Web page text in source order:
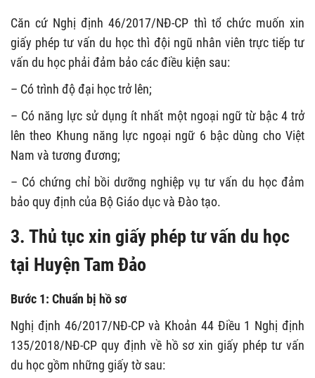
Căn cứ Nghị định 46/2017/NĐ-CP thì tổ chức muốn xin
giấy phép tư vấn du học thì đội ngũ nhân viên trực tiếp tư
vấn du học phải đảm bảo các điều kiện sau:
– Có trình độ đại học trở lên;
– Có năng lực sử dụng ít nhất một ngoại ngữ từ bậc 4 trở
lên theo Khung năng lực ngoại ngữ 6 bậc dùng cho Việt
Nam và tương đương;
– Có chứng chỉ bồi dưỡng nghiệp vụ tư vấn du học đảm
bảo quy định của Bộ Giáo dục và Đào tạo.
3. Thủ tục xin giấy phép tư vấn du học
tại Huyện Tam Đảo
Bước 1: Chuẩn bị hồ sơ
Nghị định 46/2017/NĐ-CP và Khoản 44 Điều 1 Nghị định
135/2018/NĐ-CP quy định về hồ sơ xin giấy phép tư vấn
du học gồm những giấy tờ sau: